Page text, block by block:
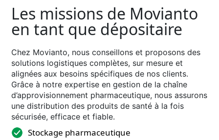
Les missions de Movianto
en tant que dépositaire
Chez Movianto, nous conseillons et proposons des
solutions logistiques complètes, sur mesure et
alignées aux besoins spécifiques de nos clients.
Grâce à notre expertise en gestion de la chaîne
d’approvisionnement pharmaceutique, nous assurons
une distribution des produits de santé à la fois
sécurisée, efficace et fiable.
Stockage pharmaceutique